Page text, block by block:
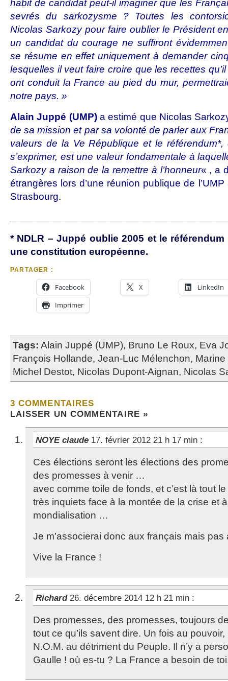
habit de candidat peut-il imaginer que les
sevrés du sarkozysme ? Toutes les
Nicolas Sarkozy pour faire oublier le Président
un candidat du courage ne suffiront
se résume en effet uniquement à demander
lesquelles il veut faire croire que les recettes
ont conduit la France au pied du mur,
notre pays. »
Alain Juppé (UMP)a estimé que Nicolas
de sa mission et par sa volonté de parler aux
valeurs de la Ve République et le
s’exprimer, est une valeur fondamentale à
Sarkozy a raison de la remettre à l’honneur« , a
étrangères lors d’une réunion publique de
Strasbourg.
* NDLR – Juppé oublie 2005 et le
une constitution européenne.
PARTAGER :
Facebook X
LinkedIn
Imprimer
Tags: Alain Juppé (UMP), Bruno Le Roux, Eva
François Hollande, Jean-Luc Mélenchon,
Michel Destot, Nicolas Dupont-Aignan, Nicolas
3 COMMENTAIRES
LAISSER UN COMMENTAIRE »
NOYE claude 17. février 2012 21 h 17 min :
Ces élections seront les élections des
des promesses à venir …
avec comme toile de fonds, et c’est là tout
très inquiets face à la montée de la crise et
mondialisation …
Je m’associerai donc aux français mais
Vive la France !
Richard 26. décembre 2014 12 h 21 min :
Des promesses, des promesses, toujours
tout ce qu’ils savent dire. Un fois au
N.O.M. au détriment du Peuple. Il n’y a
Gaulle ! où es-tu ? La France a besoin de